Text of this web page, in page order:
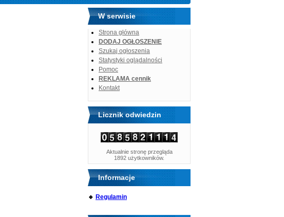
W serwisie
Strona główna
DODAJ OGŁOSZENIE
Szukaj ogłoszenia
Statystyki oglądalności
Pomoc
REKLAMA cennik
Kontakt
Licznik odwiedzin
Aktualnie stronę przegląda
1892 użytkowników.
Informacje
🔹 Regulamin